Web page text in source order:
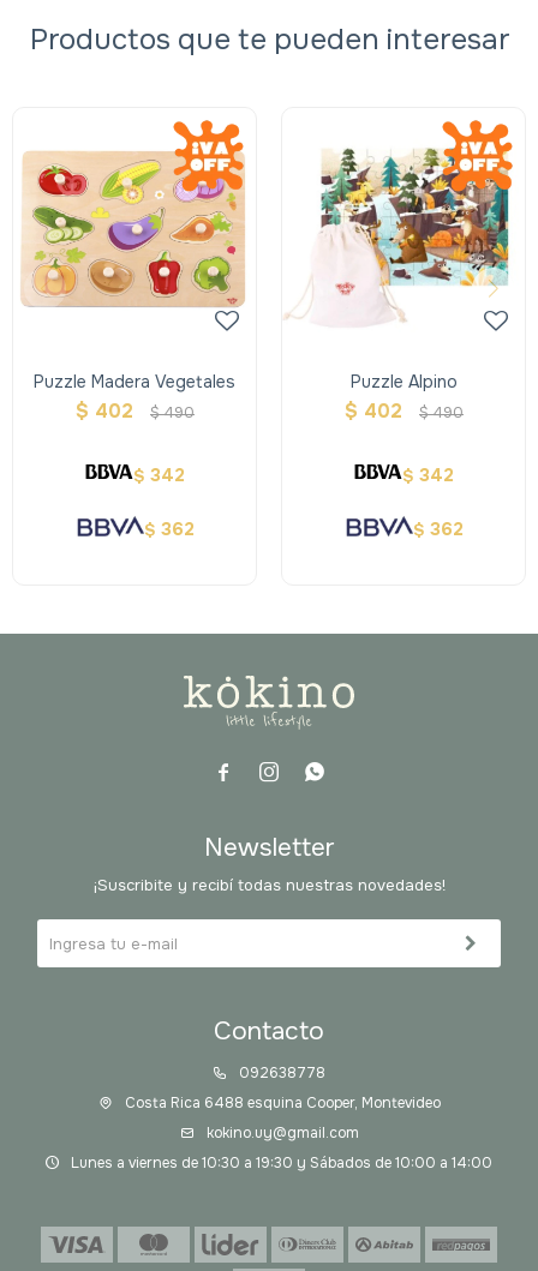
Productos que te pueden interesar
Puzzle Madera Vegetales
$ 402 $490
$ 342
$ 362
Puzzle Alpino
$ 402 $490
$ 342
$ 362
  
Contacto
092638778
Costa Rica 6488 esquina Cooper, Montevideo
kokino.uy@gmail.com
Lunes a viernes de 10:30 a 19:30 y Sábados de 10:00 a 14:00
Newsletter
¡Suscribite y recibí todas nuestras novedades!